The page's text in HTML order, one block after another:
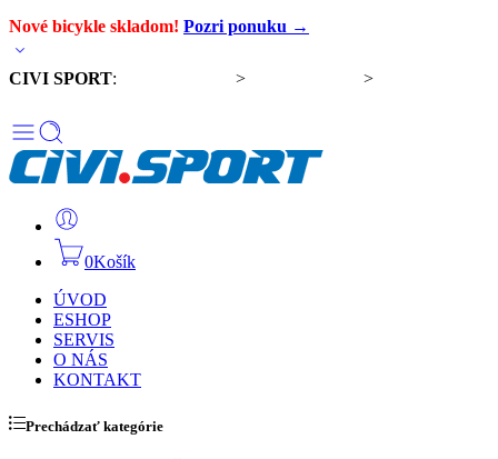
Nové bicykle skladom! Pozri ponuku →
CIVI SPORT: > >
0Košík
ÚVOD
ESHOP
SERVIS
O NÁS
KONTAKT
Prechádzať kategórie